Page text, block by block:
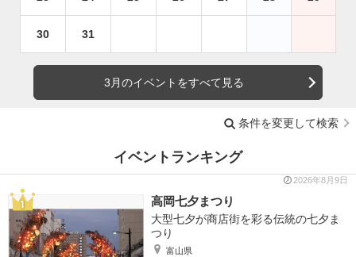
30 31
3月のイベントをすべて見る
条件を変更して検索
イベントランキング
2026年8月9日
高岡七夕まつり
大型七夕が商店街を彩る伝統の七夕ま
つり
富山県